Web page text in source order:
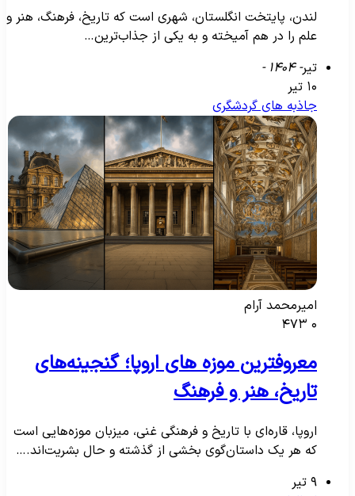
لندن، پایتخت انگلستان، شهری است که تاریخ، فرهنگ، هنر و
علم را در هم آمیخته و به یکی از جذاب‌ترین…
تیر- ۱۴۰۴ -
جاذبه‌ های گردشگری
امیرمحمد آرام
معروفترین موزه های اروپا؛ گنجینه‌های
تاریخ، هنر و فرهنگ
اروپا، قاره‌ای با تاریخ و فرهنگی غنی، میزبان موزه‌هایی است
که هر یک داستان‌گوی بخشی از گذشته و حال بشریت‌اند.…